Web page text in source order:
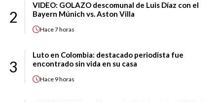
2
VIDEO: GOLAZO descomunal de Luis Díaz con el
Bayern Múnich vs. Aston Villa
Hace7 horas
3
Luto en Colombia: destacado periodista fue
encontrado sin vida en su casa
Hace 9 horas